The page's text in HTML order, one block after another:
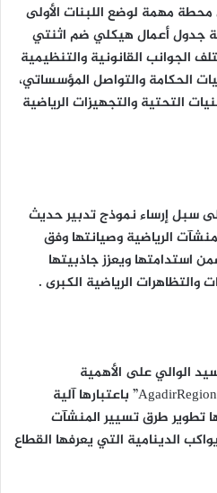
مهمة لوضع اللبنات الأولى
جدول أعمال هيكلي ضم اثنتي
القانونية والتنظيمية
الحكامة والتواصل المؤسساتي،
التحتية والتجهيزات الرياضية
سبل إرساء نموذج تدبير حديث
الرياضية وصيانتها وفق
استدامتها ويعزز جاذبيتها
الرياضية الكبرى .
الوالي على الأهمية
الاستراتيجية لشركة “AgadirRegionSport SA” باعتبارها آلية
تطوير طرق تسيير المنشآت
الدينامية التي يعرفها القطاع